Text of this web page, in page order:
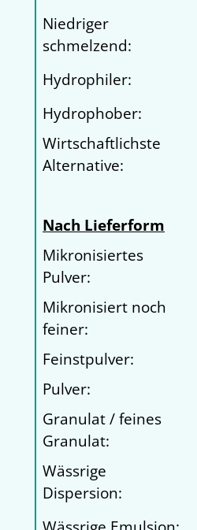
Niedriger
schmelzend:
Hydrophiler:
Hydrophober:
Wirtschaftlichste
Alternative:
Nach Lieferform
Mikronisiertes
Pulver:
Mikronisiert noch
feiner:
Feinstpulver:
Pulver:
Granulat / feines
Granulat:
Wässrige
Dispersion: